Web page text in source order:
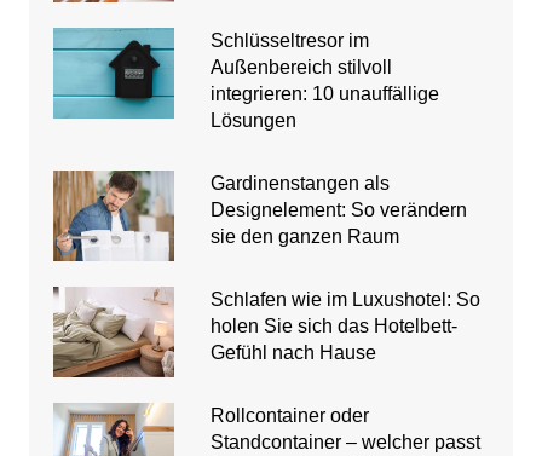
Schlüsseltresor im
Außenbereich stilvoll
integrieren: 10 unauffällige
Lösungen
Gardinenstangen als
Designelement: So verändern
sie den ganzen Raum
Schlafen wie im Luxushotel: So
holen Sie sich das Hotelbett-
Gefühl nach Hause
Rollcontainer oder
Standcontainer – welcher passt